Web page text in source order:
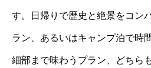
す。日帰りで歴史と絶景をコン
ラン、あるいはキャンプ泊で時
細部まで味わうプラン、どちら